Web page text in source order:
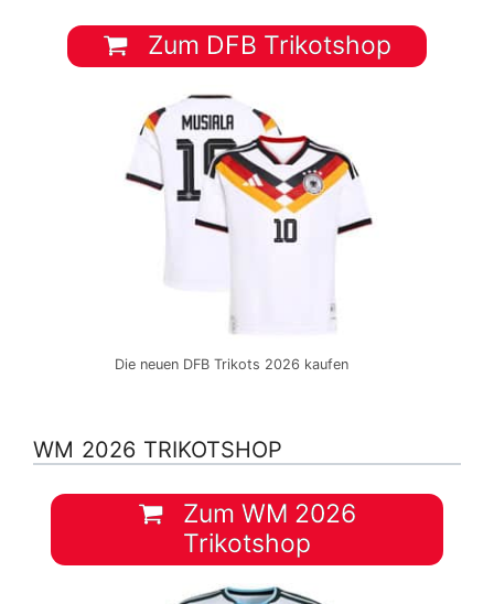
Zum DFB Trikotshop
Die neuen DFB Trikots 2026 kaufen
WM 2026 TRIKOTSHOP
Zum WM 2026
Trikotshop